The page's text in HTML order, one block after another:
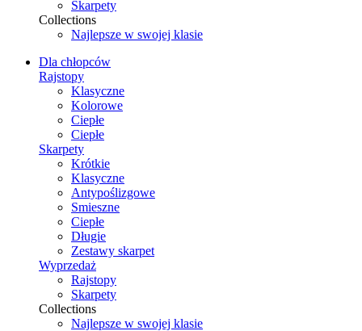
Skarpety
Collections
Najlepsze w swojej klasie
Dla chłopców
Rajstopy
Klasyczne
Kolorowe
Ciepłe
Ciepłe
Skarpety
Krótkie
Klasyczne
Antypoślizgowe
Smieszne
Ciepłe
Długie
Zestawy skarpet
Wyprzedaż
Rajstopy
Skarpety
Collections
Najlepsze w swojej klasie